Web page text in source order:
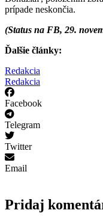
prípade neskončia.
(Status na FB, 29.
Ďalšie články:
Redakcia
Redakcia
Facebook
Telegram
Twitter
Email
Pridaj